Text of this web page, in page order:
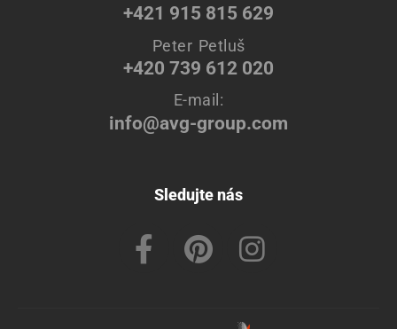
+421 915 815 629
Peter Petluš
+420 739 612 020
E-mail:
info@avg-group.com
Sledujte nás